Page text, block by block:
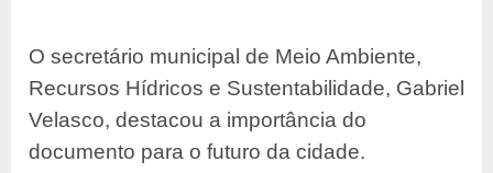
O secretário municipal de Meio Ambiente,
Recursos Hídricos e Sustentabilidade, Gabriel
Velasco, destacou a importância do
documento para o futuro da cidade.